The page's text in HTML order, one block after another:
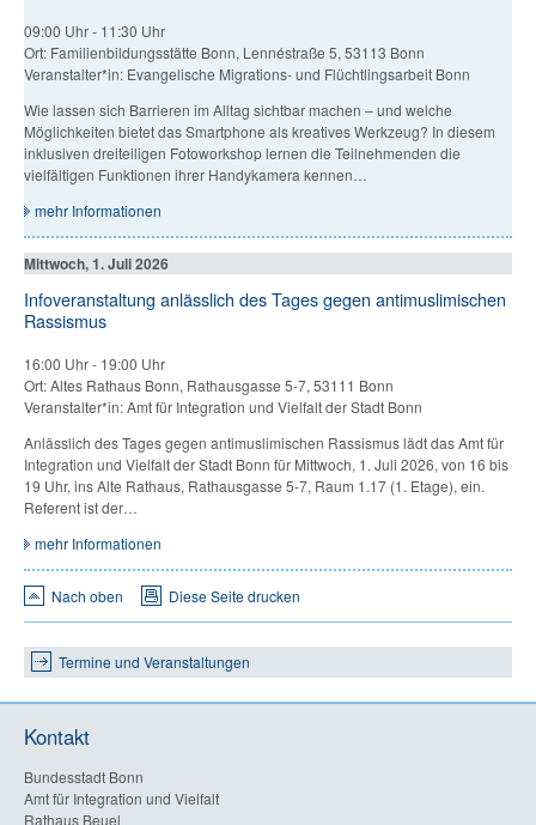
09:00 Uhr- 11:30 Uhr
Ort: Familienbildungsstätte Bonn, Lennéstraße 5, 53113 Bonn
Veranstalter*in: Evangelische Migrations- und Flüchtlingsarbeit Bonn
Wie lassen sich Barrieren im Alltag sichtbar machen – und welche
Möglichkeiten bietet das Smartphone als kreatives Werkzeug? In diesem
inklusiven dreiteiligen Fotoworkshop lernen die Teilnehmenden die
vielfältigen Funktionen ihrer Handykamera kennen…
mehr Informationen
Mittwoch, 1. Juli 2026
Infoveranstaltung anlässlich des Tages gegen antimuslimischen
Rassismus
16:00 Uhr- 19:00 Uhr
Ort: Altes Rathaus Bonn, Rathausgasse 5-7, 53111 Bonn
Veranstalter*in: Amt für Integration und Vielfalt der Stadt Bonn
Anlässlich des Tages gegen antimuslimischen Rassismus lädt das Amt für
Integration und Vielfalt der Stadt Bonn für Mittwoch, 1. Juli 2026, von 16 bis
19 Uhr, ins Alte Rathaus, Rathausgasse 5-7, Raum 1.17 (1. Etage), ein.
Referent ist der…
mehr Informationen
Nach oben Diese Seite drucken
Termine und Veranstaltungen
Kontakt
Bundesstadt Bonn
Amt für Integration und Vielfalt
Rathaus Beuel